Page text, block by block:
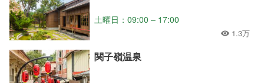
土曜日：09:00 – 17:00
1.3万
関子嶺温泉